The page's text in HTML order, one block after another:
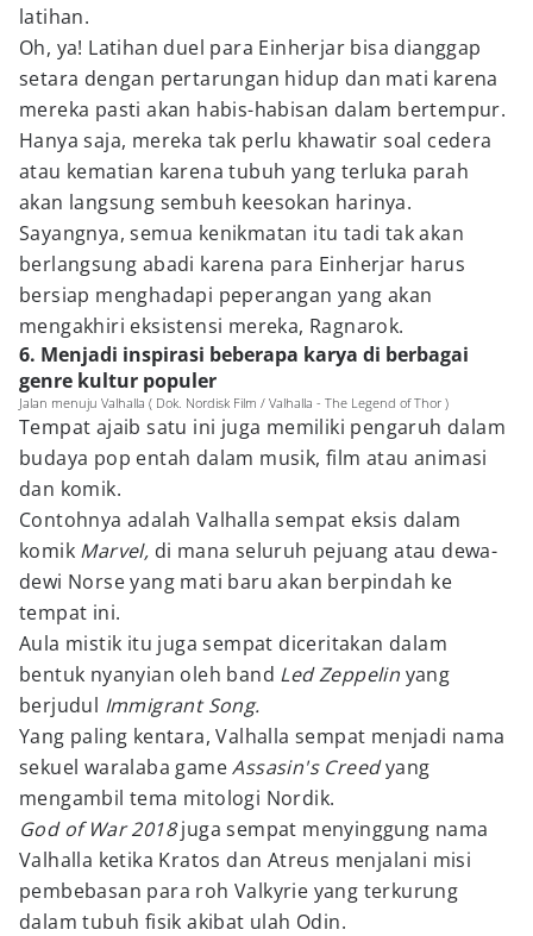
latihan.
Oh, ya! Latihan duel para Einherjar bisa dianggap
setara dengan pertarungan hidup dan mati karena
mereka pasti akan habis-habisan dalam bertempur.
Hanya saja, mereka tak perlu khawatir soal cedera
atau kematian karena tubuh yang terluka parah
akan langsung sembuh keesokan harinya.
Sayangnya, semua kenikmatan itu tadi tak akan
berlangsung abadi karena para Einherjar harus
bersiap menghadapi peperangan yang akan
mengakhiri eksistensi mereka, Ragnarok.
6. Menjadi inspirasi beberapa karya di berbagai
genre kultur populer
Jalan menuju Valhalla ( Dok. Nordisk Film / Valhalla - The Legend of Thor )
Tempat ajaib satu ini juga memiliki pengaruh dalam
budaya pop entah dalam musik, film atau animasi
dan komik.
Contohnya adalah Valhalla sempat eksis dalam
komik Marvel, di mana seluruh pejuang atau dewa-
dewi Norse yang mati baru akan berpindah ke
tempat ini.
Aula mistik itu juga sempat diceritakan dalam
bentuk nyanyian oleh band Led Zeppelin yang
berjudul Immigrant Song.
Yang paling kentara, Valhalla sempat menjadi nama
sekuel waralaba gameAssasin's Creedyang
mengambil tema mitologi Nordik.
God of War 2018juga sempat menyinggung nama
Valhalla ketika Kratos dan Atreus menjalani misi
pembebasan para roh Valkyrie yang terkurung
dalam tubuh fisik akibat ulah Odin.